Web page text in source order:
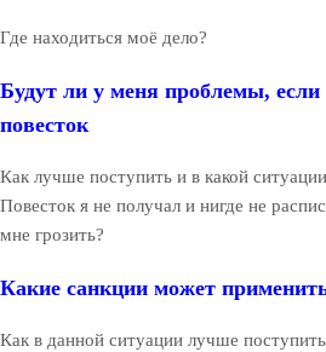
Где находиться моё дело?
Будут ли у меня проблемы, если
повесток
Как лучше поступить и в какой
Повесток я не получал и нигде не
мне грозить?
Какие санкции может
Как в данной ситуации лучше